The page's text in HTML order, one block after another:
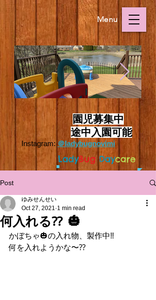
Outside.HEIC
​
園児募集中
途中入園可能
Instagram: ＠ladybugnovimi
LadyBug Daycare
Menu
Post
何入れる⁇ 🎃
ゆみせんせい
Oct 27, 2021 1 min read
かぼちゃ🎃の入れ物、製作中‼︎
何を入れようかな〜⁇